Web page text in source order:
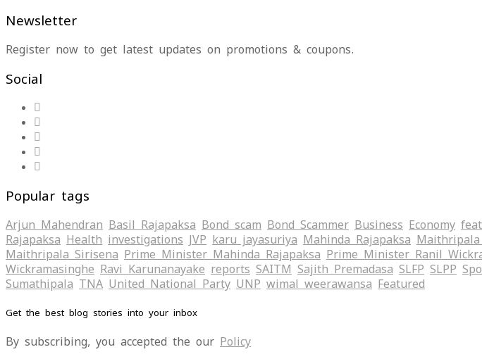
Newsletter
Register now to get latest updates on promotions & coupons.
Social
Popular tags
Arjun Mahendran Basil Rajapaksa Bond scam Bond Scammer Business Economy
Rajapaksa Health investigations JVP karu jayasuriya Mahinda Rajapaksa
Maithripala Sirisena Prime Minister Mahinda Rajapaksa Prime Minister Ranil
Wickramasinghe Ravi Karunanayake reports SAITM Sajith Premadasa SLFP SLPP
Sumathipala TNA United National Party UNP wimal weerawansa ‍Featured
Get the best blog stories into your inbox
By subscribing, you accepted the our Policy